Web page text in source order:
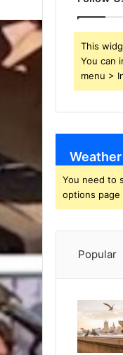
This
You can
menu >
Weather
You need to
options
Popular